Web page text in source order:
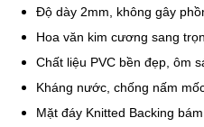
Độ dày 2mm, không gây
Hoa văn kim cương sang
Chất liệu PVC bền đẹp, ôm
Kháng nước, chống nấm
Mặt đáy Knitted Backing